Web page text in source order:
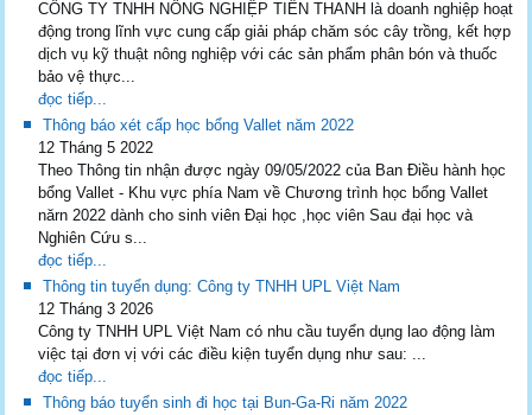
CÔNG TY TNHH NÔNG NGHIỆP TIỀN THANH là doanh nghiệp hoạt
động trong lĩnh vực cung cấp giải pháp chăm sóc cây trồng, kết hợp
dịch vụ kỹ thuật nông nghiệp với các sản phẩm phân bón và thuốc
bảo vệ thực...
đọc tiếp...
Thông báo xét cấp học bổng Vallet năm 2022
12 Tháng 5 2022
Theo Thông tin nhận được ngày 09/05/2022 của Ban Điều hành học
bổng Vallet - Khu vực phía Nam về Chương trình học bổng Vallet
nărn 2022 dành cho sinh viên Đại học ,học viên Sau đại học và
Nghiên Cứu s...
đọc tiếp...
Thông tin tuyển dụng: Công ty TNHH UPL Việt Nam
12 Tháng 3 2026
Công ty TNHH UPL Việt Nam có nhu cầu tuyển dụng lao động làm
việc tại đơn vị với các điều kiện tuyển dụng như sau: ...
đọc tiếp...
Thông báo tuyển sinh đi học tại Bun-Ga-Ri năm 2022